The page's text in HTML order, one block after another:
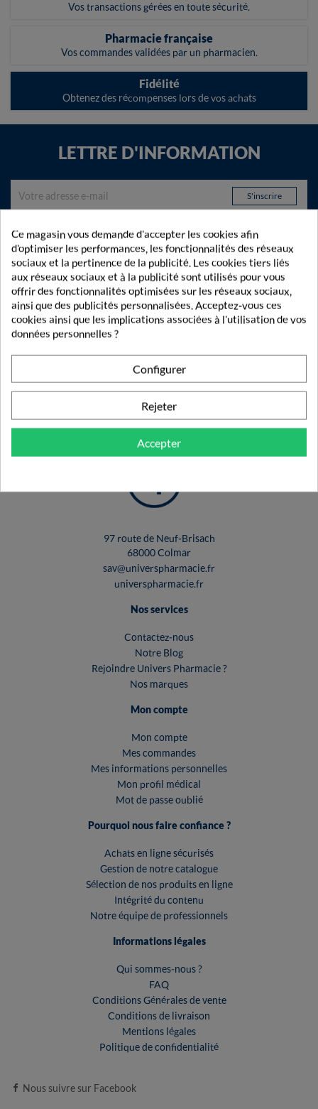
Vos transactions gérées en toute sécurité.
Pharmacie française
Vos commandes validées par un pharmacien.
Fidélité
Obtenez des récompenses lors de vos achats
LETTRE D'INFORMATION
et recevez toutes nos actualités et bons plans !
97 route de Neuf-Brisach
68000 Colmar
sav@universpharmacie.fr
universpharmacie.fr
Nos services
Contactez-nous
Notre Blog
Rejoindre Univers Pharmacie ?
Nos marques
Mon compte
Mon compte
Mes commandes
Mes informations personnelles
Mon profil médical
Mot de passe oublié
Pourquoi nous faire confiance ?
Achats en ligne sécurisés
Gestion de notre catalogue
Sélection de nos produits en ligne
Intégrité du contenu
Notre équipe de professionnels
Informations légales
Qui sommes-nous ?
FAQ
Conditions Générales de vente
Conditions de livraison
Mentions légales
Politique de confidentialité
Nous suivre sur Facebook
Ce magasin vous demande d'accepter les cookies afin
d'optimiser les performances, les fonctionnalités des réseaux
sociaux et la pertinence de la publicité. Les cookies tiers liés
aux réseaux sociaux et à la publicité sont utilisés pour vous
offrir des fonctionnalités optimisées sur les réseaux sociaux,
ainsi que des publicités personnalisées. Acceptez-vous ces
cookies ainsi que les implications associées à l'utilisation de vos
données personnelles ?
Configurer
Rejeter
Accepter